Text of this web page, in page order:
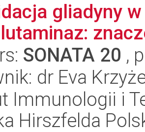
gliadyny
SONATA 20 ,
dr Eva
Immunologii i
Hirszfelda